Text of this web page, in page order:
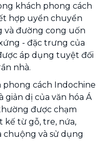
khách phong cách
hợp uyển chuyển
và đường cong uốn
- đặc trưng của
áp dụng tuyệt đối
nhà.
phong cách Indochine
giản dị của văn hóa Á
được chạm
kế từ gỗ, tre, nứa,
chuộng và sử dụng